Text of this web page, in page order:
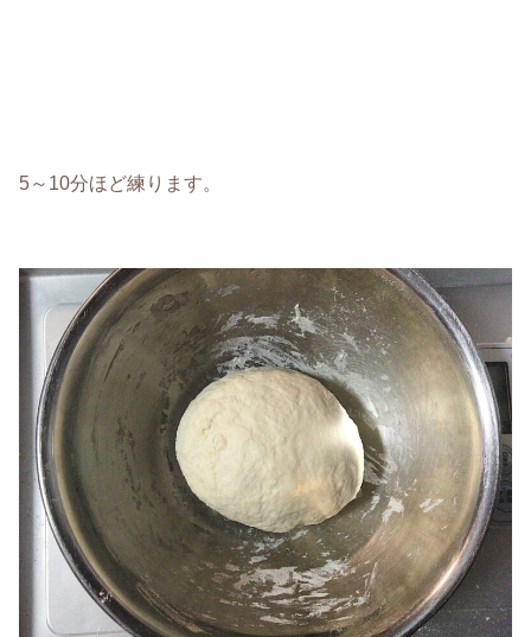
5～10分ほど練ります。